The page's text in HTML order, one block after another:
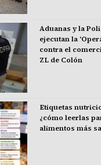
Aduanas y la
ejecutan la
contra el
ZL de Colón
Etiquetas
¿cómo leerlas
alimentos más